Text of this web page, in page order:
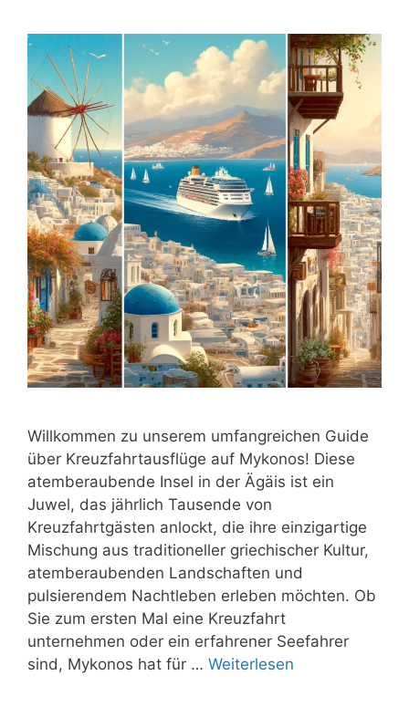
Willkommen zu unserem umfangreichen Guide
über Kreuzfahrtausflüge auf Mykonos! Diese
atemberaubende Insel in der Ägäis ist ein
Juwel, das jährlich Tausende von
Kreuzfahrtgästen anlockt, die ihre einzigartige
Mischung aus traditioneller griechischer Kultur,
atemberaubenden Landschaften und
pulsierendem Nachtleben erleben möchten. Ob
Sie zum ersten Mal eine Kreuzfahrt
unternehmen oder ein erfahrener Seefahrer
sind, Mykonos hat für … Weiterlesen